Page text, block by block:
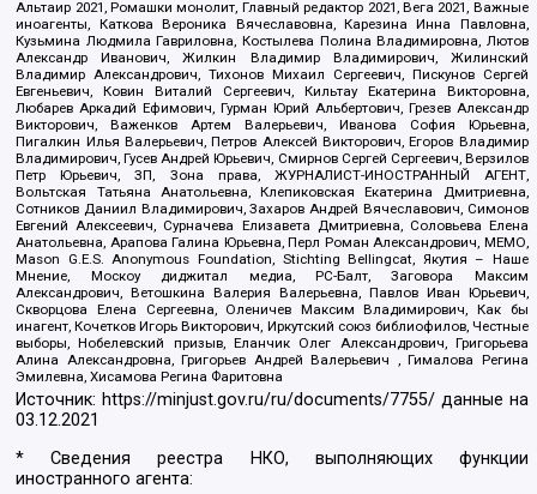
Альтаир 2021, Ромашки монолит, Главный редактор 2021, Вега 2021, Важные
иноагенты, Каткова Вероника Вячеславовна, Карезина Инна Павловна,
Кузьмина Людмила Гавриловна, Костылева Полина Владимировна, Лютов
Александр Иванович, Жилкин Владимир Владимирович, Жилинский
Владимир Александрович, Тихонов Михаил Сергеевич, Пискунов Сергей
Евгеньевич, Ковин Виталий Сергеевич, Кильтау Екатерина Викторовна,
Любарев Аркадий Ефимович, Гурман Юрий Альбертович, Грезев Александр
Викторович, Важенков Артем Валерьевич, Иванова София Юрьевна,
Пигалкин Илья Валерьевич, Петров Алексей Викторович, Егоров Владимир
Владимирович, Гусев Андрей Юрьевич, Смирнов Сергей Сергеевич, Верзилов
Петр Юрьевич, ЗП, Зона права, ЖУРНАЛИСТ-ИНОСТРАННЫЙ АГЕНТ,
Вольтская Татьяна Анатольевна, Клепиковская Екатерина Дмитриевна,
Сотников Даниил Владимирович, Захаров Андрей Вячеславович, Симонов
Евгений Алексеевич, Сурначева Елизавета Дмитриевна, Соловьева Елена
Анатольевна, Арапова Галина Юрьевна, Перл Роман Александрович, МЕМО,
Mason G.E.S. Anonymous Foundation, Stichting Bellingcat, Якутия – Наше
Мнение, Москоу диджитал медиа, РС-Балт, Заговора Максим
Александрович, Ветошкина Валерия Валерьевна, Павлов Иван Юрьевич,
Скворцова Елена Сергеевна, Оленичев Максим Владимирович, Как бы
инагент, Кочетков Игорь Викторович, Иркутский союз библиофилов, Честные
выборы, Нобелевский призыв, Еланчик Олег Александрович, Григорьева
Алина Александровна, Григорьев Андрей Валерьевич , Гималова Регина
Эмилевна, Хисамова Регина Фаритовна
Источник: https://minjust.gov.ru/ru/documents/7755/ данные на
03.12.2021
* Сведения реестра НКО, выполняющих функции
иностранного агента: